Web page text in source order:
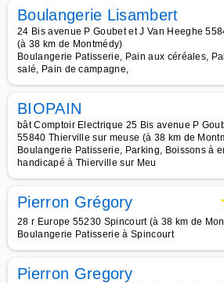
Boulangerie Lisambert
24 Bis avenue P Goubet et J Van Heeghe
(à 38 km de Montmédy)
Boulangerie Patisserie, Pain aux céréales,
salé, Pain de campagne,
BIOPAIN
bât Comptoir Electrique 25 Bis avenue P
55840 Thierville sur meuse (à 38 km de
Boulangerie Patisserie, Parking, Boissons à
handicapé à Thierville sur Meu
Pierron Grégory
28 r Europe 55230 Spincourt (à 38 km de
Boulangerie Patisserie à Spincourt
Pierron Gregory